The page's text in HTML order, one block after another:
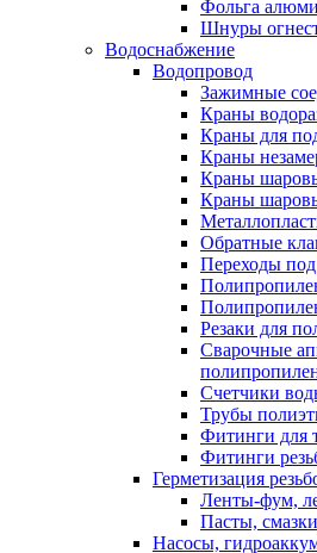
Фольга
Шнуры
Водоснабжение
Водопровод
Зажимные
Краны
Краны для
Краны
Краны
Краны
Обратные
Переходы
Резаки для
Сварочные
Счетчики
Трубы
Фитинги для
Фитинги
Герметизация
Ленты-фум,
Пасты, смазки
Насосы,